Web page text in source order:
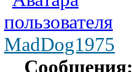
MadDog1975
Сообщения: